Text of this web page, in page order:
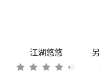
江湖悠悠